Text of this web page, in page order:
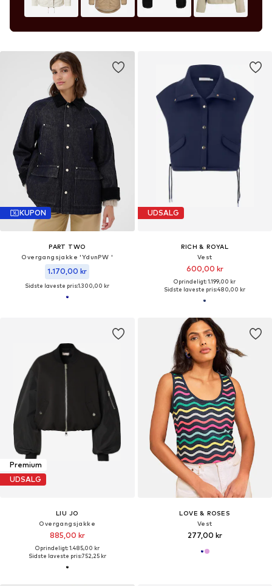
KUPON
PART TWO
Overgangsjakke 'YdunPW '
1.170,00 kr
Sidste laveste pris:1.300,00 kr
UDSALG
RICH & ROYAL
Vest
600,00 kr
Oprindeligt: 1.199,00 kr
Sidste laveste pris:480,00 kr
Premium
UDSALG
LIU JO
Overgangsjakke
885,00 kr
Oprindeligt: 1.485,00 kr
Sidste laveste pris:752,25 kr
LOVE & ROSES
Vest
277,00 kr